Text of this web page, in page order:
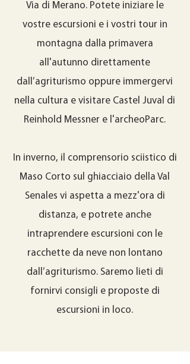
Via di Merano. Potete iniziare le
vostre escursioni e i vostri tour in
montagna dalla primavera
all'autunno direttamente
dall’agriturismo oppure immergervi
nella cultura e visitare Castel Juval di
Reinhold Messner e l'archeoParc.
In inverno, il comprensorio sciistico di
Maso Corto sul ghiacciaio della Val
Senales vi aspetta a mezz'ora di
distanza, e potrete anche
intraprendere escursioni con le
racchette da neve non lontano
dall’agriturismo. Saremo lieti di
fornirvi consigli e proposte di
escursioni in loco.